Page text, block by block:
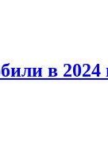
в 2024